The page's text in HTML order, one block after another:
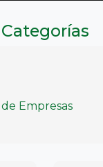
Categorías
Empresas